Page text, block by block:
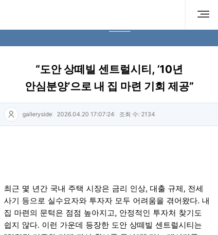
“도안 상떼빌 센트럴시티, ‘10년
안심분양’으로 내 집 마련 기회 제공”
galleryside 2026.04.20 17:07:24 조회 수: 2134
최근 몇 년간 국내 주택 시장은 금리 인상, 대출 규제, 전세
사기 등으로 실수요자와 투자자 모두 어려움을 겪어왔다. 내
집 마련의 문턱은 점점 높아지고, 안정적인 투자처 찾기도
쉽지 않다. 이런 가운데 등장한 도안 상떼빌 센트럴시티는